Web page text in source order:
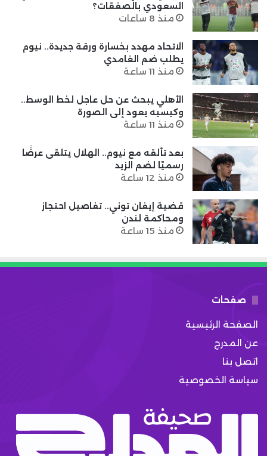
السعودي بالصفقات؟
منذ 8 ساعات
الاتحاد مهدد بخسارة ورقة جديدة.. نيوم
يطلب ضم الغامدي
منذ 11 ساعة
الأهلي يبحث عن حل عاجل لخط الوسط..
وكيسيه يعود إلى الصورة
منذ 11 ساعة
بعد تألقه مع نيوم.. الهلال يتلقى عرضًا
رسميًا لضم الزيد
منذ 12 ساعة
قضية إيفان توني.. تفاصيل احتجاز
ومحاكمة لندن
منذ 15 ساعة
صفحات
الصفحة الرئيسية
عن المدرج
اتصل بنا
سياسة الخصوصية